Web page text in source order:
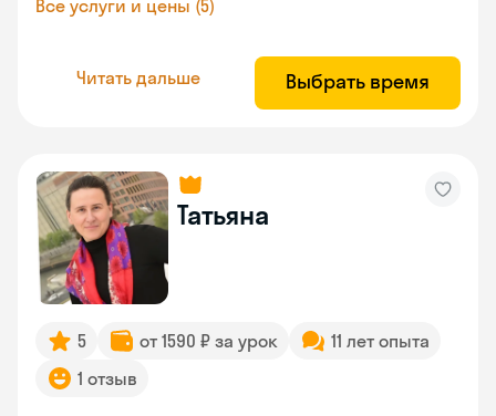
Все услуги и цены (5)
Читать дальше Выбрать время
Татьяна
5 от 1590 ₽ за урок
11 лет опыта
1 отзыв